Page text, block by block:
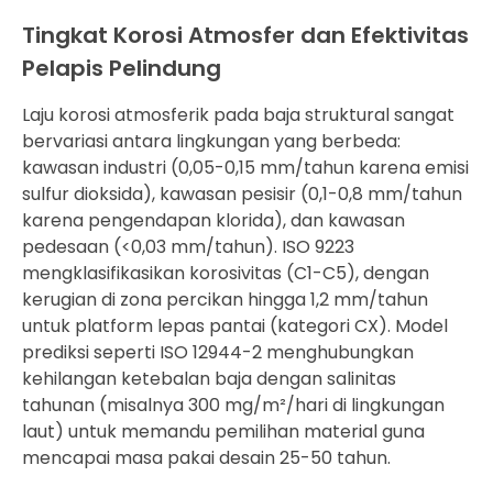
Tingkat Korosi Atmosfer dan Efektivitas
Pelapis Pelindung
Laju korosi atmosferik pada baja struktural sangat
bervariasi antara lingkungan yang berbeda:
kawasan industri (0,05-0,15 mm/tahun karena emisi
sulfur dioksida), kawasan pesisir (0,1-0,8 mm/tahun
karena pengendapan klorida), dan kawasan
pedesaan (<0,03 mm/tahun). ISO 9223
mengklasifikasikan korosivitas (C1-C5), dengan
kerugian di zona percikan hingga 1,2 mm/tahun
untuk platform lepas pantai (kategori CX). Model
prediksi seperti ISO 12944-2 menghubungkan
kehilangan ketebalan baja dengan salinitas
tahunan (misalnya 300 mg/m²/hari di lingkungan
laut) untuk memandu pemilihan material guna
mencapai masa pakai desain 25-50 tahun.